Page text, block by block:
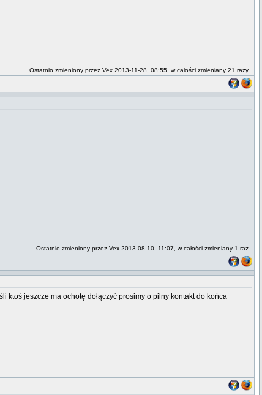
Ostatnio zmieniony przez Vex 2013-11-28, 08:55, w całości zmieniany 21 razy
Ostatnio zmieniony przez Vex 2013-08-10, 11:07, w całości zmieniany 1 raz
ktoś jeszcze ma ochotę dołączyć prosimy o pilny kontakt do końca